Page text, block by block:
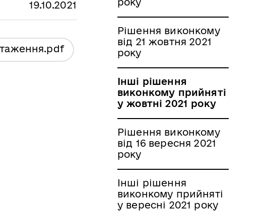
19.10.2021
.pdf
Рішення виконкому
від 21 жовтня 2021
року
Інші рішення
виконкому прийняті
у жовтні 2021 року
Рішення виконкому
від 16 вересня 2021
року
Інші рішення
виконкому прийняті
у вересні 2021 року